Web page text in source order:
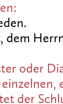
dem
oder
der